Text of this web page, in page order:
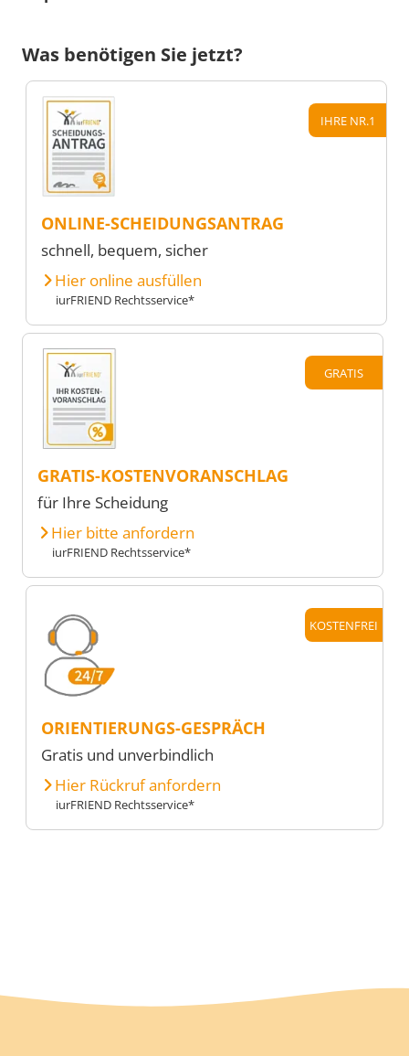
Was benötigen Sie jetzt?
IHRE NR.1
ONLINE-SCHEIDUNGSANTRAG
schnell, bequem, sicher
Hier online ausfüllen
iurFRIEND Rechtsservice*
GRATIS
GRATIS-KOSTENVORANSCHLAG
für Ihre Scheidung
Hier bitte anfordern
iurFRIEND Rechtsservice*
KOSTENFREI
ORIENTIERUNGS-GESPRÄCH
Gratis und unverbindlich
Hier Rückruf anfordern
iurFRIEND Rechtsservice*